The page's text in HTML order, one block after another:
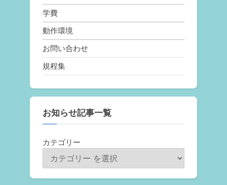
学費
動作環境
お問い合わせ
規程集
お知らせ記事一覧
カテゴリー